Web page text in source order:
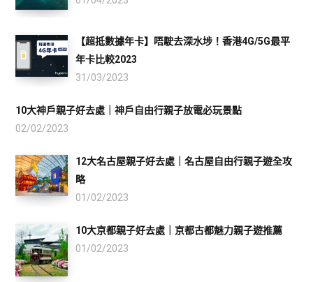
【超抵數據年卡】唔駛去深水埗！香港4G/5G最平
年卡比較2023
31/03/2023
10大神戶親子好去處｜神戶自由行親子放電必玩景點
02/02/2023
12大名古屋親子好去處｜名古屋自由行親子遊全攻
略
01/02/2023
10大京都親子好去處｜京都古都魅力親子遊推薦
01/02/2023